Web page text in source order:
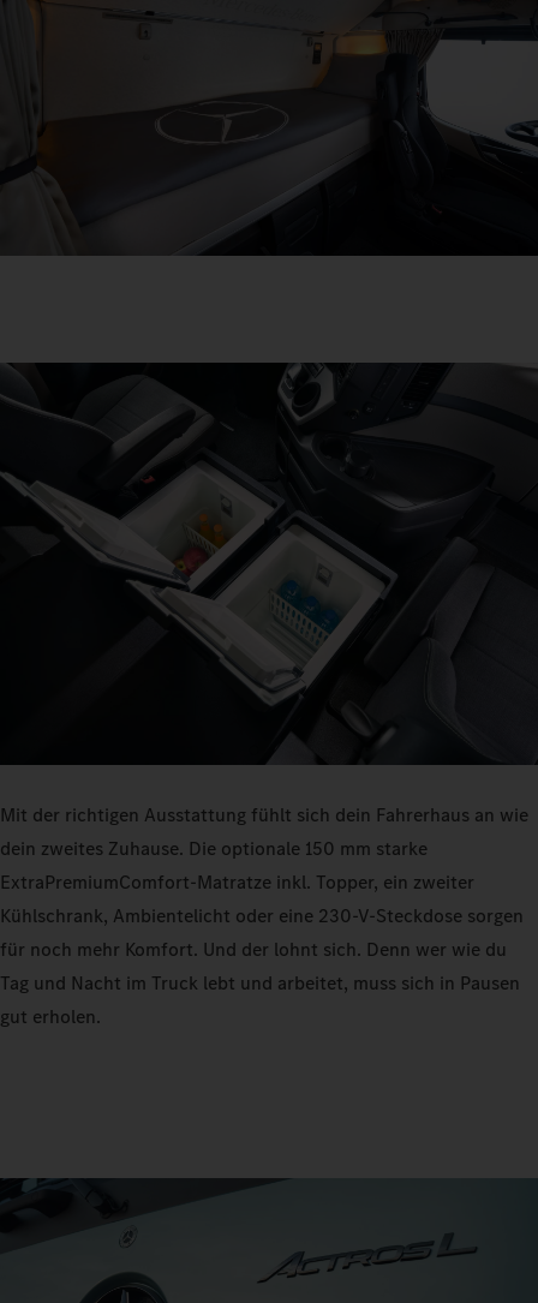
Mit der richtigen Ausstattung fühlt sich dein Fahrerhaus an wie
dein zweites Zuhause. Die optionale 150 mm starke
ExtraPremiumComfort-Matratze inkl. Topper, ein zweiter
Kühlschrank, Ambientelicht oder eine 230-V-Steckdose sorgen
für noch mehr Komfort. Und der lohnt sich. Denn wer wie du
Tag und Nacht im Truck lebt und arbeitet, muss sich in Pausen
gut erholen.